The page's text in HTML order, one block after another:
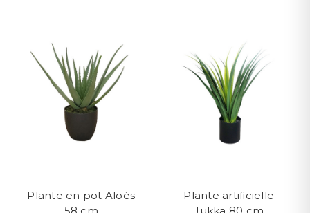
Plante en pot Aloès
Plante artificielle